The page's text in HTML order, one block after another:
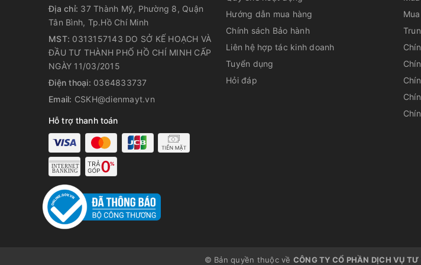
Tủ mát Sumikura được trang bị công nghệ chống đọng sương giúp cửa tủ luôn trong suốt,
hiệu quả cho quá trình quan sát và lấy thực phẩm.
Gas R600A an toàn
Gas R600A được đánh giá là loại nhiên liệu sạch, chuyên sử dụng cho dòng tủ mát, đông
cấp. Tủ áp dụng công nghệ gas R600A thường có hiệu quả làm lạnh cao, tính năng giữ lạnh
và tiết kiệm điện hơn so với các loại gas khác.
Khóa bảo vệ an toàn
Tủ mát Sumikura có khóa tủ ở phía trên cùng an toàn, tránh trẻ nhỏ nghịch ngơm, ảnh
thực phẩm được bảo quản bên trong tủ.
Địa chỉ: 37 Thành Mỹ, Phường 8, Quận
Tân Bình, Tp.Hồ Chí Minh
MST: 0313157143 DO SỞ KẾ HOẠCH VÀ
ĐẦU TƯ THÀNH PHỐ HỒ CHÍ MINH CẤP
NGÀY 11/03/2015
Điện thoại: 0364833737
Email: CSKH@dienmayt.vn
Hỗ trợ thanh toán
Hướng dẫn mua hàng
Chính sách Bảo hành
Liên hệ hợp tác kinh doanh
Tuyển dụng
Hỏi đáp
© Bản quyền thuộc về CÔNG TY CỔ PHẦN DỊCH VỤ TƯ